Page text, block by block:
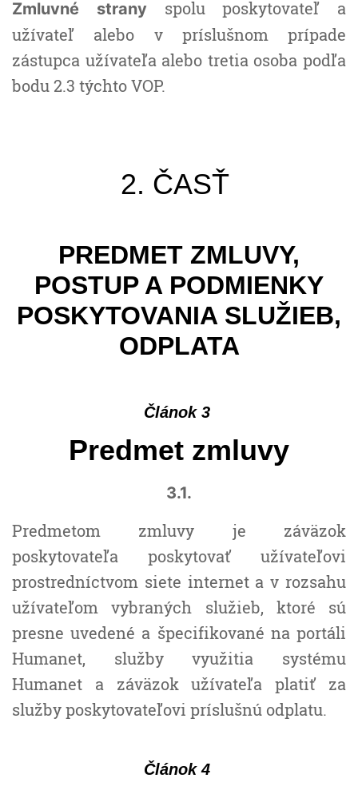
Zmluvné stranyspolu poskytovateľ a
užívateľ alebo v príslušnom prípade
zástupca užívateľa alebo tretia osoba podľa
bodu 2.3 týchto VOP.
2. ČASŤ
PREDMET ZMLUVY,
POSTUP A PODMIENKY
POSKYTOVANIA SLUŽIEB,
ODPLATA
Článok 3
Predmet zmluvy
3.1.
Predmetom zmluvy je záväzok
poskytovateľa poskytovať užívateľovi
prostredníctvom siete internet a v rozsahu
užívateľom vybraných služieb, ktoré sú
presne uvedené a špecifikované na portáli
Humanet, služby využitia systému
Humanet a záväzok užívateľa platiť za
služby poskytovateľovi príslušnú odplatu.
Článok 4